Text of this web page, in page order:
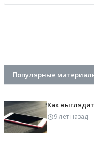
Популярные
Как
9 лет назад